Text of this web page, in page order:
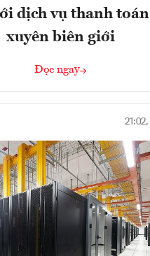
dịch vụ thanh
xuyên biên giới
Đọc ngay